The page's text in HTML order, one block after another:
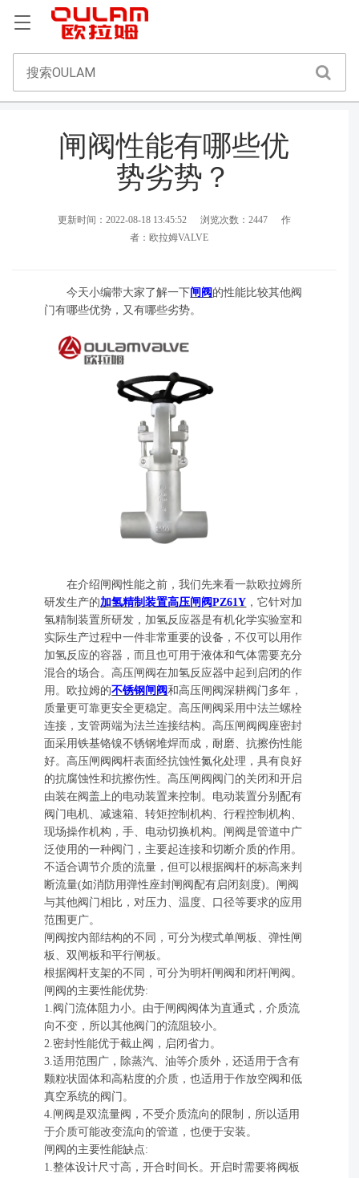
闸阀性能有哪些优
势劣势？
更新时间：2022-08-18 13:45:52 浏览次数：2447
作
者：欧拉姆VALVE
今天小编带大家了解一下 闸阀 的性能比较其他阀
门有哪些优势，又有哪些劣势。
在介绍闸阀性能之前，我们先来看一款欧拉姆所
研发生产的加氢精制装置高压闸阀PZ61Y ，它针对加
氢精制装置所研发，加氢反应器是有机化学实验室和
实际生产过程中一件非常重要的设备，不仅可以用作
加氢反应的容器，而且也可用于液体和气体需要充分
混合的场合。高压闸阀在加氢反应器中起到启闭的作
用。欧拉姆的不锈钢闸阀和高压闸阀深耕阀门多年，
质量更可靠更安全更稳定。高压闸阀采用中法兰螺栓
连接，支管两端为法兰连接结构。高压闸阀阀座密封
面采用铁基铬镍不锈钢堆焊而成，耐磨、抗擦伤性能
好。高压闸阀阀杆表面经抗蚀性氮化处理，具有良好
的抗腐蚀性和抗擦伤性。高压闸阀阀门的关闭和开启
由装在阀盖上的电动装置来控制。电动装置分别配有
阀门电机、减速箱、转矩控制机构、行程控制机构、
现场操作机构，手、电动切换机构。闸阀是管道中广
泛使用的一种阀门，主要起连接和切断介质的作用。
不适合调节介质的流量，但可以根据阀杆的标高来判
断流量(如消防用弹性座封闸阀配有启闭刻度)。闸阀
与其他阀门相比，对压力、温度、口径等要求的应用
范围更广。
闸阀按内部结构的不同，可分为楔式单闸板、弹性闸
板、双闸板和平行闸板。
根据阀杆支架的不同，可分为明杆闸阀和闭杆闸阀。
闸阀的主要性能优势:
1.阀门流体阻力小。由于闸阀阀体为直通式，介质流
向不变，所以其他阀门的流阻较小。
2.密封性能优于截止阀，启闭省力。
3.适用范围广，除蒸汽、油等介质外，还适用于含有
颗粒状固体和高粘度的介质，也适用于作放空阀和低
真空系统的阀门。
4.闸阀是双流量阀，不受介质流向的限制，所以适用
于介质可能改变流向的管道，也便于安装。
闸阀的主要性能缺点:
1.整体设计尺寸高，开合时间长。开启时需要将阀板